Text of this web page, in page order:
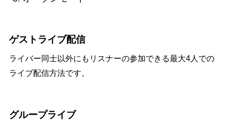
ゲストライブ配信
ライバー同士以外にもリスナーの参加できる最大4人での
ライブ配信方法です。
グループライブ